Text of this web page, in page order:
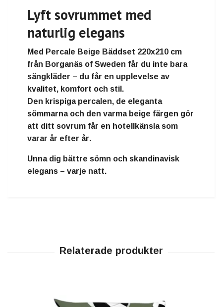
Lyft sovrummet med
naturlig elegans
Med Percale Beige Bäddset 220x210 cm
från Borganäs of Sweden får du inte bara
sängkläder – du får en upplevelse av
kvalitet, komfort och stil .
Den krispiga percalen, de eleganta
sömmarna och den varma beige färgen gör
att ditt sovrum får en hotellkänsla som
varar år efter år.
Unna dig bättre sömn och skandinavisk
elegans – varje natt.